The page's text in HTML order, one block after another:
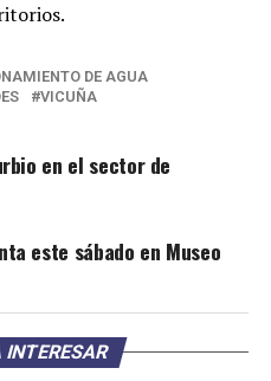
DE AGUA
VICUÑA
en el sector de
este sábado en Museo
INTERESAR